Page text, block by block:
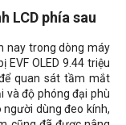
LCD phía sau
nay trong dòng máy
EVF OLED 9.44 triệu
quan sát tầm mắt
và độ phóng đại phù
người dùng đeo kính,